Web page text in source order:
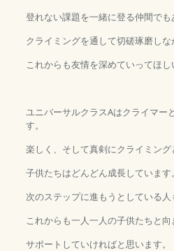
登れない課題を一緒に登る仲間でも
クライミングを通して切磋琢磨しな
これからも友情を深めていってほし
ユニバーサルクラスAはクライマー
す。
楽しく、そして真剣にクライミン
子供たちはどんどん成長しています。
次のステップに進もうとしている人
これからも一人一人の子供たちと向
サポートしていければと思います。